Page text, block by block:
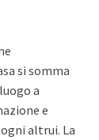
si somma
a
e
altrui. La